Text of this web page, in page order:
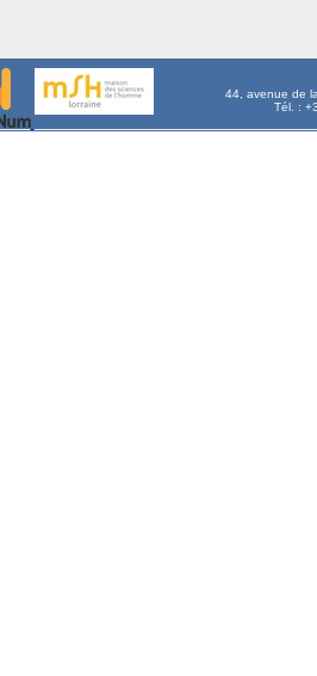
44, avenue de
Tél. :